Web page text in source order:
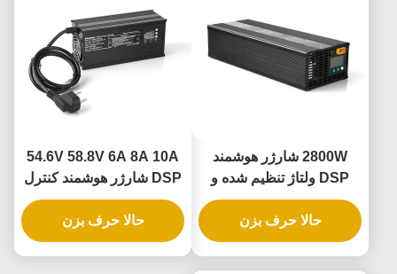
2800W شارژر هوشمند
DSP ولتاژ تنظیم شده و
جریان 10-88V 1-30A کاملا
سازگار با باتری های لیتیوم
آهن سرب اسید
حالا حرف بزن
54.6V 58.8V 6A 8A 10A
DSP شارژر هوشمند کنترل
شده 360W 500W 600W
10A با تشخیص خودکار
حالا حرف بزن